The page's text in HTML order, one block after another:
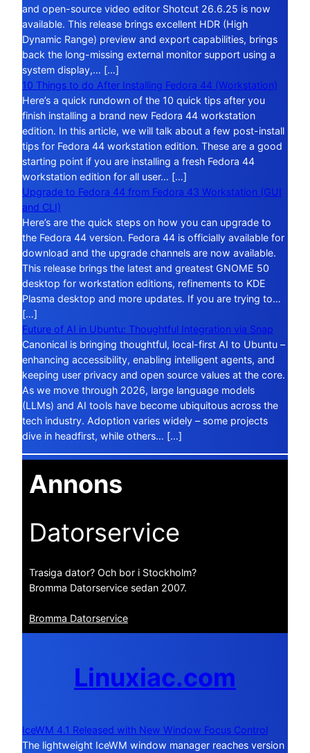
and open-source video editor Shotcut 26.6.25 is now
available. This release brings excellent HDR (High
Dynamic Range) preview and export capabilities, brings
back the long-missing external monitor support using a
system display,… […]
10 Things to do After Installing Fedora 44 (Workstation)
Here’s a quick rundown of the 10 quick tips after you
finish installing a brand new Fedora 44 workstation
edition. In this article, we will talk about a few post-install
tips for Fedora 44 workstation edition. These are a good
starting point if you are installing a fresh Fedora 44
workstation edition for all user… […]
Upgrade to Fedora 44 from Fedora 43 Workstation (GUI
and CLI)
Here’s are the quick steps on how you can upgrade to
the Fedora 44 version. Fedora 44 is officially available for
download and the upgrade channels are now available.
This release brings the latest and greatest GNOME 50
desktop for workstation editions, refinements to KDE
Plasma desktop and more updates. If you are trying to…
[…]
Future of AI in Ubuntu: Thoughtful Integration via Snap
Canonical is bringing thoughtful, local-first AI to Ubuntu –
enhancing accessibility, enabling intelligent agents, and
keeping user privacy and open source values at the core.
As we move through 2026, large language models
(LLMs) and AI tools have become ubiquitous across the
tech industry. Adoption varies widely – some projects
dive in headfirst, while others… […]
Annons
Datorservice
Trasiga dator? Och bor i Stockholm?
Bromma Datorservice sedan 2007.
Bromma Datorservice
Linuxiac.com
IceWM 4.1 Released with New Window Focus Control
The lightweight IceWM window manager reaches version